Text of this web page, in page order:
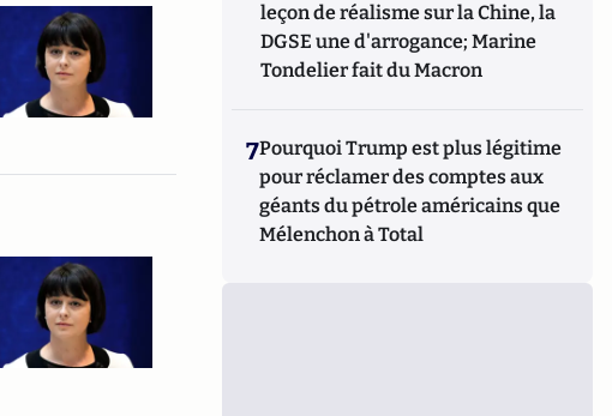
leçon de réalisme sur la Chine, la
DGSE une d'arrogance; Marine
Tondelier fait du Macron
7Pourquoi Trump est plus légitime
pour réclamer des comptes aux
géants du pétrole américains que
Mélenchon à Total